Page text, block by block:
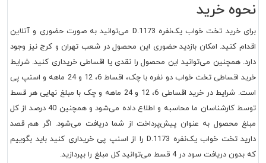
نحوه خرید
برای خرید تخت خواب یک‌نفره D.1173 می‌توانید به صورت حضوری و آنلاین
اقدام کنید. امکان بازدید حضوری این محصول در شعب تهران و کرج نیز وجود
دارد. همچنین می‌توانید این محصول را نقدی یا اقساطی خریداری کنید. شرایط
خرید اقساطی تخت خواب دو نفره با چک، اقساط 6، 12 و 24 ماهه و اسنپ پی
است. شرایط در خرید اقساطی 6، 12 و 24 ماهه و چک با مبلغ نهایی هر قسط
توسط کارشناسان ما محاسبه و اطلاع داده می‌شود و همچنین 40 درصد از کل
مبلغ محصول به عنوان پیش‌پرداخت از شما دریافت می‌شود. اگر هم قصد
دارید تخت خواب یک‌نفره D.1173 را از اسنپ پی خریداری کنید باید بگوییم
که بدون دریافت سود در 4 قسط می‌توانید کل مبلغ را بپردازید.